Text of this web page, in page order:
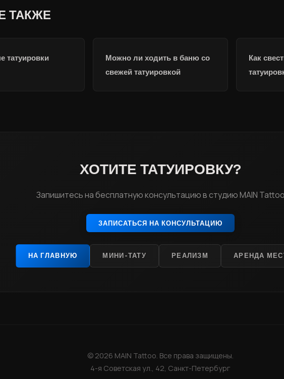
ТАКЖЕ
татуировки
Можно ли ходить в баню со
свежей татуировкой
Как
ХОТИТЕ ТАТУИРОВКУ?
Запишитесь на бесплатную консультацию в студию MAIN Tattoo
ЗАПИСАТЬСЯ НА КОНСУЛЬТАЦИЮ
НА ГЛАВНУЮ МИНИ-ТАТУ РЕАЛИЗМ АРЕНДА
© 2026 MAIN Tattoo. Все права защищены.
4-я Советская ул., 42, Санкт-Петербург